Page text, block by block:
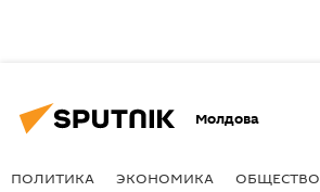
Молдова
ПОЛИТИКА ЭКОНОМИКА ОБЩЕСТВО